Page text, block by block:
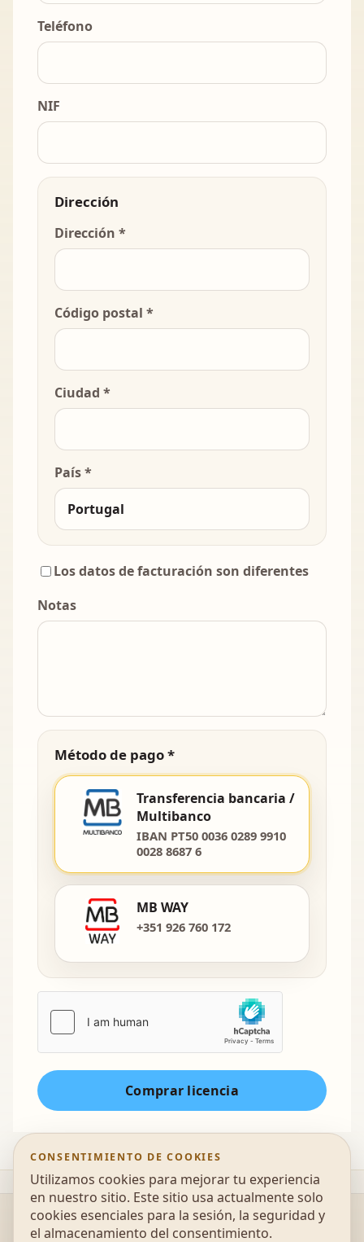
Teléfono
NIF
Dirección
Dirección *
Código postal *
Ciudad *
País *
Los datos de facturación son diferentes
Notas
Método de pago *
Transferencia bancaria /
Multibanco
IBAN PT50 0036 0289 9910
0028 8687 6
MB WAY
+351 926 760 172
Comprar licencia
@2026 UonAir - Escola de parapente, Educação
CONSENTIMIENTO DE COOKIES
Utilizamos cookies para mejorar tu experiencia
en nuestro sitio. Este sitio usa actualmente solo
cookies esenciales para la sesión, la seguridad y
el almacenamiento del consentimiento.